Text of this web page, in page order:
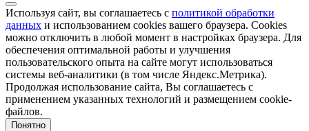
Используя сайт, вы соглашаетесь с политикой обработки
данных и использованием cookies вашего браузера. Cookies
можно отключить в любой момент в настройках браузера. Для
обеспечения оптимальной работы и улучшения
пользовательского опыта на сайте могут использоваться
системы веб-аналитики (в том числе Яндекс.Метрика).
Продолжая использование сайта, Вы соглашаетесь с
применением указанных технологий и размещением cookie-
файлов.
Понятно